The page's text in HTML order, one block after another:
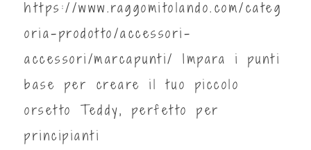
https://www.raggomitolando.com/categ
oria-prodotto/accessori-
accessori/marcapunti/ Impara i punti
base per creare il tuo piccolo
orsetto Teddy, perfetto per
principianti